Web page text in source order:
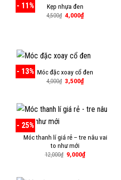
- 11% Kẹp nhựa đen
4,500₫ Giá
gốc
4,000₫Giá
- 13% Móc đặc xoay cổ đen
4,000₫ Giá
gốc
3,500₫Giá
3,500₫.
- 25%
Móc thanh lí giá rẻ – tre nâu vai
to như mới
12,000₫ Giá
gốc
9,000₫Giá